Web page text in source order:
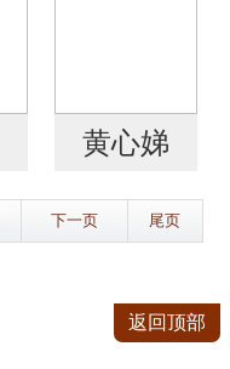
黄心娣
下一页 尾页
返回顶部